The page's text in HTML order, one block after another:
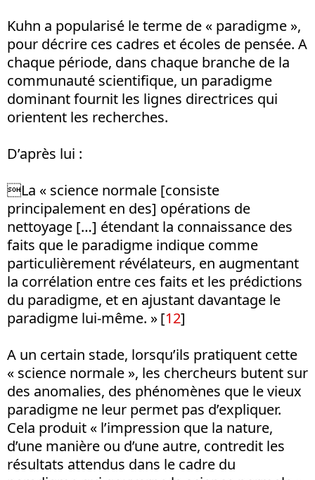
Kuhn a popularisé le terme de « paradigme »,
pour décrire ces cadres et écoles de pensée. A
chaque période, dans chaque branche de la
communauté scientifique, un paradigme
dominant fournit les lignes directrices qui
orientent les recherches.
D’après lui :
La « science normale [consiste
principalement en des] opérations de
nettoyage […] étendant la connaissance des
faits que le paradigme indique comme
particulièrement révélateurs, en augmentant
la corrélation entre ces faits et les prédictions
du paradigme, et en ajustant davantage le
paradigme lui-même. »[12]
A un certain stade, lorsqu’ils pratiquent cette
« science normale », les chercheurs butent sur
des anomalies, des phénomènes que le vieux
paradigme ne leur permet pas d’expliquer.
Cela produit « l’impression que la nature,
d’une manière ou d’une autre, contredit les
résultats attendus dans le cadre du